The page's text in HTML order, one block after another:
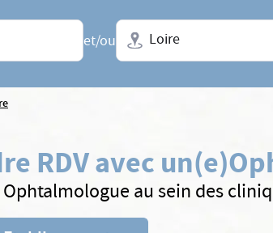
et/ou
Ville + N° de département,
RDV avec un(e)
au sein des